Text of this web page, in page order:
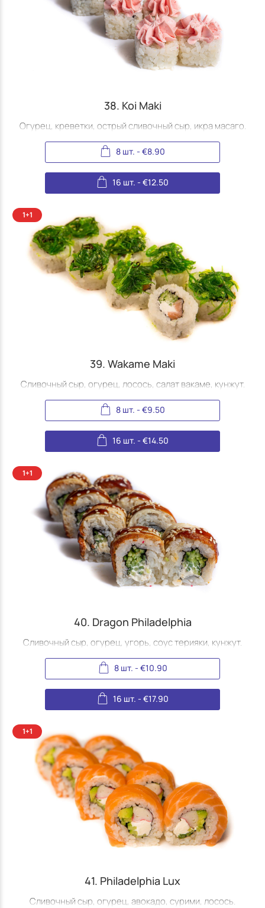
38. Koi Maki
Огурец, креветки, острый сливочный сыр, икра масаго.
8 шт. - €8.90
16 шт. - €12.50
39. Wakame Maki
Сливочный сыр, огурец, лосось, салат вакаме, кунжут.
8 шт. - €9.50
16 шт. - €14.50
40. Dragon Philadelphia
Сливочный сыр, огурец, угорь, соус терияки, кунжут.
8 шт. - €10.90
16 шт. - €17.90
41. Philadelphia Lux
Сливочный сыр, огурец, авокадо, сурими, лосось.